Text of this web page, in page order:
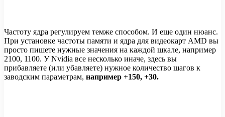
Частоту ядра регулируем темже способом. И еще один нюанс.
При установке частоты памяти и ядра для видеокарт AMD вы
просто пишете нужные значения на каждой шкале, например
2100, 1100. У Nvidia все несколько иначе, здесь вы
прибавляете (или убавляете) нужное количество шагов к
заводским параметрам, например +150, +30.